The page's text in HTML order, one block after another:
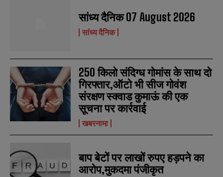
सांध्य दैनिक 07 August 2026
सांध्य दैनिक
250 किलो संदिग्ध गोमांस के साथ दो
गिरफ्तार,ऑटो भी सीज गोवंश
संरक्षण स्क्वाड कुमाऊं की एक
सूचना पर कार्रवाई
खबरनामा
बाप बेटों पर लाखों रुपए हड़पने का
आरोप,मुकदमा पंजीकृत